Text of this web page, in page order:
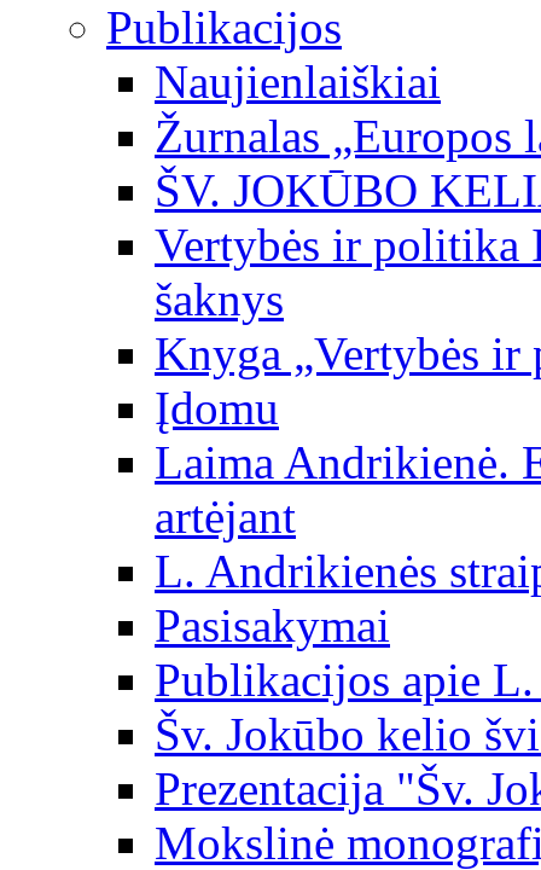
Publikacijos
Naujienlaiškiai
Žurnalas „Europos
ŠV. JOKŪBO
Vertybės ir politika
šaknys
Knyga „Vertybės
Įdomu
Laima Andrikienė.
artėjant
L. Andrikienės
Pasisakymai
Publikacijos apie
Šv. Jokūbo kelio
Prezentacija "Šv.
Mokslinė